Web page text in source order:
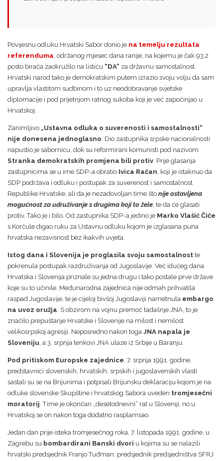
Povijesnu odluku Hrvatski Sabor donio je na temelju rezultata
referenduma , održanog mjesec dana ranije, na kojemu je čak 93,2
posto birača zaokružilo na listiću “DA” za državnu samostalnost.
Hrvatski narod tako je demokratskim putem izrazio svoju volju da sam
upravlja vlastitom sudbinom i to uz neodobravanje svjetske
diplomacije i pod prijetnjom ratnog sukoba koji je već započinjao u
Hrvatskoj.
Zanimljivo „Ustavna odluka o suverenosti i samostalnosti“
nije donesena jednoglasno . Dio zastupnika srpske nacionalnosti
napustio je sabornicu, dok su reformirani komunisti pod nazivom
Stranka demokratskih promjena bili protiv . Prije glasanja
zastupnicima se u ime SDP-a obratio Ivica Račan , koji je istaknuo da
SDP podržava i odluku i postupak za suverenost i samostalnost
Republike Hrvatske, ali da je nezadovoljan time što nije ostavljena
mogućnost za udruživanje s drugima koji to žele , te da će glasati
protiv. Tako je i bilo. Od zastupnika SDP-a jedino je Marko Vlašić Čiče
s Korčule digao ruku za Ustavnu odluku kojom je izglasana puna
hrvatska nezavisnost bez ikakvih uvjeta.
Istog dana i Slovenija je proglasila svoju samostalnost te
pokrenula postupak razdruživanja od Jugoslavije. Već idućeg dana
Hrvatska i Slovenija priznale su jedna drugu i tako postale prve države
koje su to učinile. Međunarodna zajednica nije odmah prihvatila
raspad Jugoslavije, te je cijeloj bivšoj Jugoslaviji nametnula embargo
na uvoz oružja. S obzirom na vojnu premoć tadašnje JNA, to je
značilo prepuštanje Hrvatske i Slovenije na milost i nemilost
velikosrpskoj agresiji. Neposredno nakon toga JNA napala je
Sloveniju, a 3. srpnja tenkovi JNA ulaze iz Srbije u Baranju.
Pod pritiskom Europske zajednice, 7. srpnja 1991. godine,
predstavnici slovenskih, hrvatskih, srpskih i jugoslavenskih vlasti
sastali su se na Brijunima i potpisali Brijunsku deklaraciju kojom je na
odluke slovenske Skupštine i hrvatskog Sabora uveden tromjesečni
moratorij. Time je okončan „desetodnevni“ rat u Sloveniji, no u
Hrvatskoj se on nakon toga dodatno rasplamsao.
Jedan dan prije isteka tromjesečnog roka, 7. listopada 1991. godine, u
Zagrebu su bombardirani Banski dvori u kojima su se nalazili
hrvatski predsjednik Franjo Tuđman, predsjednik predsjedništva SFRJ